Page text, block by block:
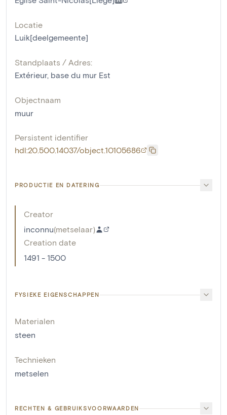
Locatie
Luik[deelgemeente]
Standplaats / Adres:
Extérieur, base du mur Est
Objectnaam
muur
Persistent identifier
hdl:20.500.14037/object.10105686
PRODUCTIE EN DATERING
Creator
inconnu(metselaar)
Creation date
1491 - 1500
FYSIEKE EIGENSCHAPPEN
Materialen
steen
Technieken
metselen
RECHTEN & GEBRUIKSVOORWAARDEN